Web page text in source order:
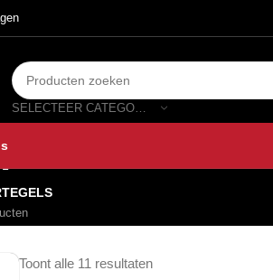
Toont alle 11 resultaten